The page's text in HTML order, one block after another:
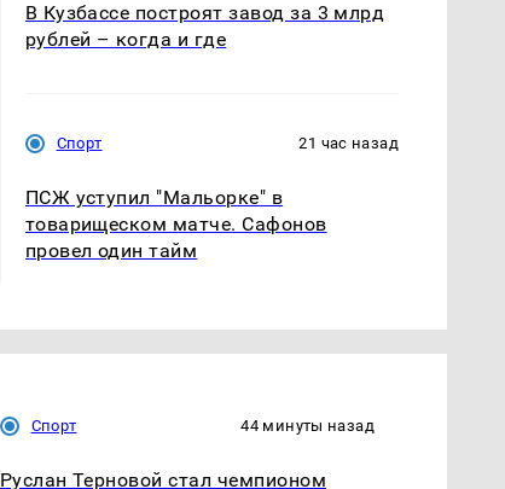
Где будет встреча
В Кузбассе построят завод за 3 млрд
рублей – когда и где
Спорт 21 час назад
ПСЖ уступил "Мальорке" в
товарищеском матче. Сафонов
провел один тайм
Спорт 44 минуты назад
Руслан Терновой стал чемпионом